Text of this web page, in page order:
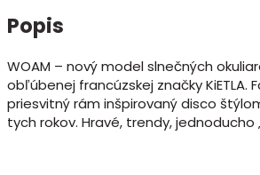
Popis
WOAM – nový model slnečných
obľúbenej francúzskej značky KiETLA.
priesvitný rám inšpirovaný disco
tych rokov. Hravé, trendy, jednoducho